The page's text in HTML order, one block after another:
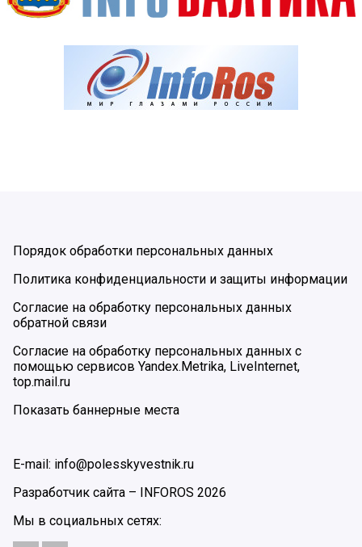
Порядок обработки персональных данных
Политика конфиденциальности и защиты информации
Согласие на обработку персональных данных
обратной связи
Согласие на обработку персональных данных с
помощью сервисов Yandex.Metrika, LiveInternet,
top.mail.ru
Показать баннерные места
E-mail: info@polesskyvestnik.ru
Разработчик сайта – INFOROS 2026
Мы в социальных сетях: